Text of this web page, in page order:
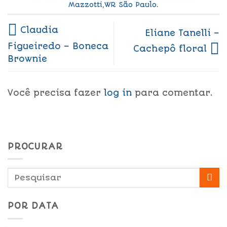
Mazzotti,WR São Paulo.
Claudia
Figueiredo – Boneca
Brownie
Eliane Tanelli –
Cachepô floral
Você precisa fazer log in para comentar.
PROCURAR
POR DATA